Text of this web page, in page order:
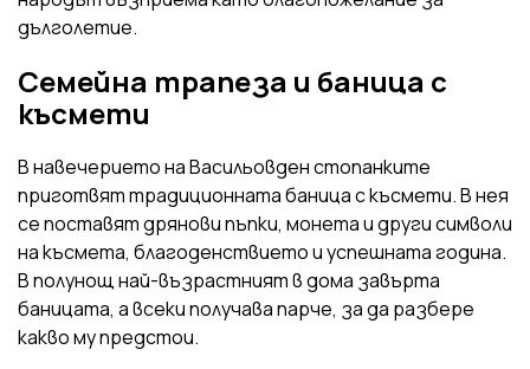
дълголетие.
Семейна трапеза и баница с
късмети
В навечерието на Васильовден стопанките
приготвят традиционната баница с късмети. В нея
се поставят дрянови пъпки, монета и други символи
на късмета, благоденствието и успешната година.
В полунощ най-възрастният в дома завърта
баницата, а всеки получава парче, за да разбере
какво му предстои.